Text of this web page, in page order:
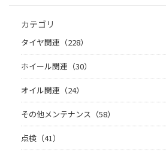
カテゴリ
タイヤ関連（228）
ホイール関連（30）
オイル関連（24）
その他メンテナンス（58）
点検（41）